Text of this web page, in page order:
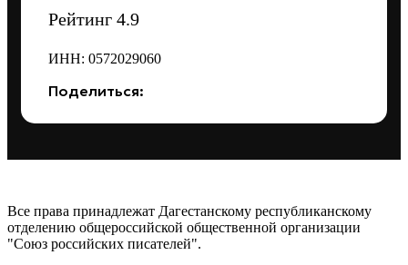
Рейтинг 4.9
ИНН: 0572029060
Поделиться:
Все права принадлежат Дагестанскому республиканскому
отделению общероссийской общественной организации
"Союз российских писателей".